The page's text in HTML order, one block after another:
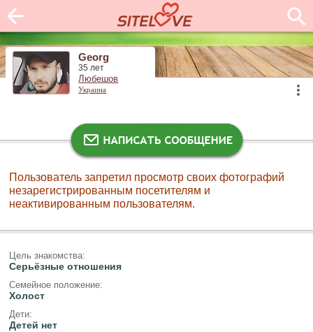
Georg
35 лет
Любешов
Украина
Пользователь запретил просмотр своих фотографий
незарегистрированным посетителям и
неактивированным пользователям.
Цель знакомства:
Серьёзные отношения
Семейное положение:
Холост
Дети:
Детей нет